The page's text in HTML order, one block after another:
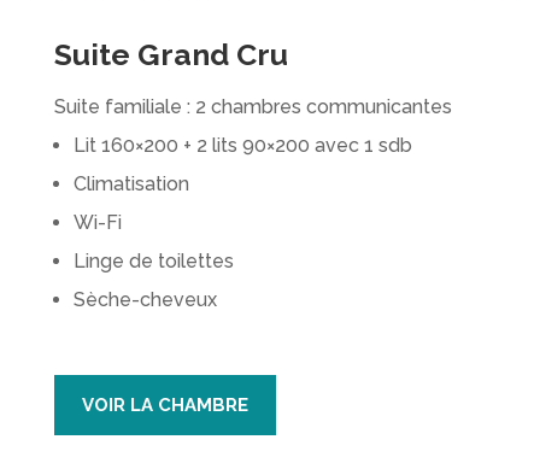
Suite Grand Cru
Suite familiale : 2 chambres communicantes
Lit 160×200 + 2 lits 90×200 avec 1 sdb
Climatisation
Wi-Fi
Linge de toilettes
Sèche-cheveux
VOIR LA CHAMBRE